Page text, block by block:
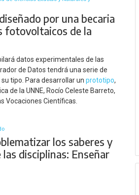
por una becaria
fotovoltaicos de la
datos experimentales de las
de Datos tendrá una serie de
tipo. Para desarrollar unprototipo,
de la UNNE, Rocío Celeste Barreto,
Vocaciones Científicas.
los saberes y
disciplinas: Enseñar